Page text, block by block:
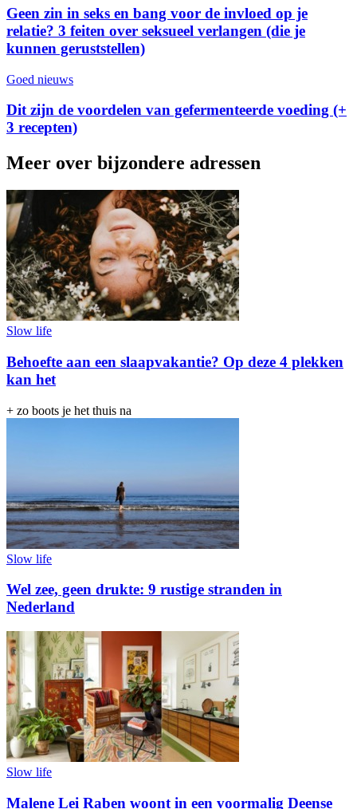
Geen zin in seks en bang voor de invloed op je
relatie? 3 feiten over seksueel verlangen (die je
kunnen geruststellen)
Goed nieuws
Dit zijn de voordelen van gefermenteerde voeding (+
3 recepten)
Meer over bijzondere adressen
Slow life
Behoefte aan een slaapvakantie? Op deze 4 plekken
kan het
+ zo boots je het thuis na
Slow life
Wel zee, geen drukte: 9 rustige stranden in
Nederland
Slow life
Malene Lei Raben woont in een voormalig Deense